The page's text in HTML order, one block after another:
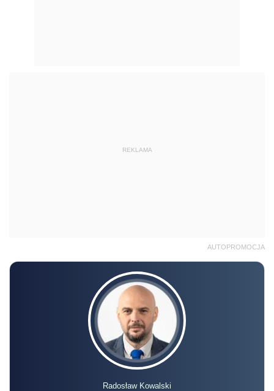
REKLAMA
AUTOPROMOCJA
Radosław Kowalski